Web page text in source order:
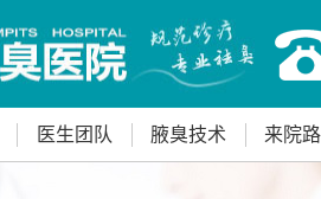
医生团队 腋臭技术 来院